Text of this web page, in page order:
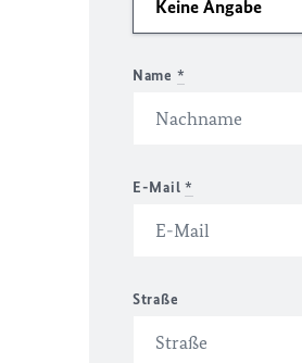
Name *
E-Mail *
Straße